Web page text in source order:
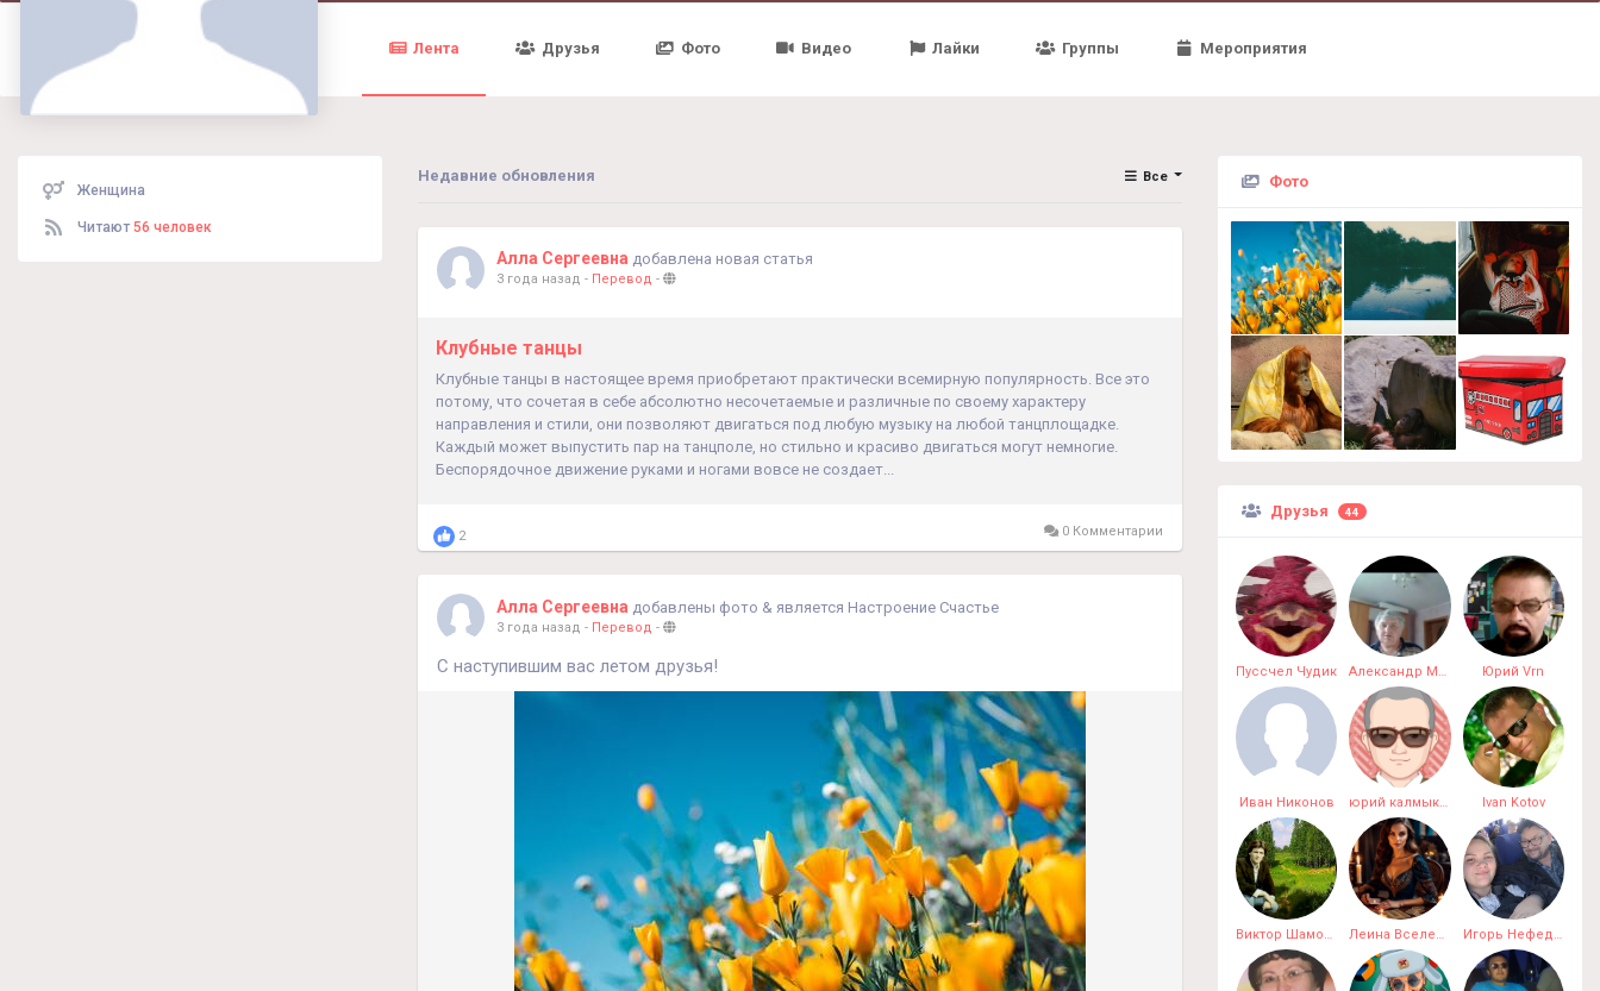
Лента Друзья Фото Видео Лайки Группы Мероприятия
Женщина
Читают 56 человек
Фото
Друзья 44
Пуссчел Чудик Александр Мальцев Юрий Vrn
Иван Никонов юрий калмыков Ivan Kotov
Виктор ШамонинВерсенев Леина Вселенная Игорь Нефедёнок
Недавние обновления Все
Алла Сергеевна добавлена новая статья
3 года назад - Перевод -
Клубные танцы
Клубные танцы в настоящее время приобретают практически всемирную популярность. Все это
потому, что сочетая в себе абсолютно несочетаемые и различные по своему характеру
направления и стили, они позволяют двигаться под любую музыку на любой танцплощадке.
Каждый может выпустить пар на танцполе, но стильно и красиво двигаться могут немногие.
Беспорядочное движение руками и ногами вовсе не создает...
2 0 Комментарии
Алла Сергеевна добавлены фото & является Настроение Счастье
3 года назад - Перевод -
С наступившим вас летом друзья!